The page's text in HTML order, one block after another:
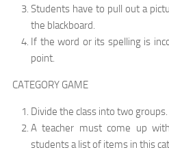
Students have to pull out a
the blackboard.
If the word or its spelling is
point.
CATEGORY GAME
Divide the class into two groups.
A teacher must come up
students a list of items in this